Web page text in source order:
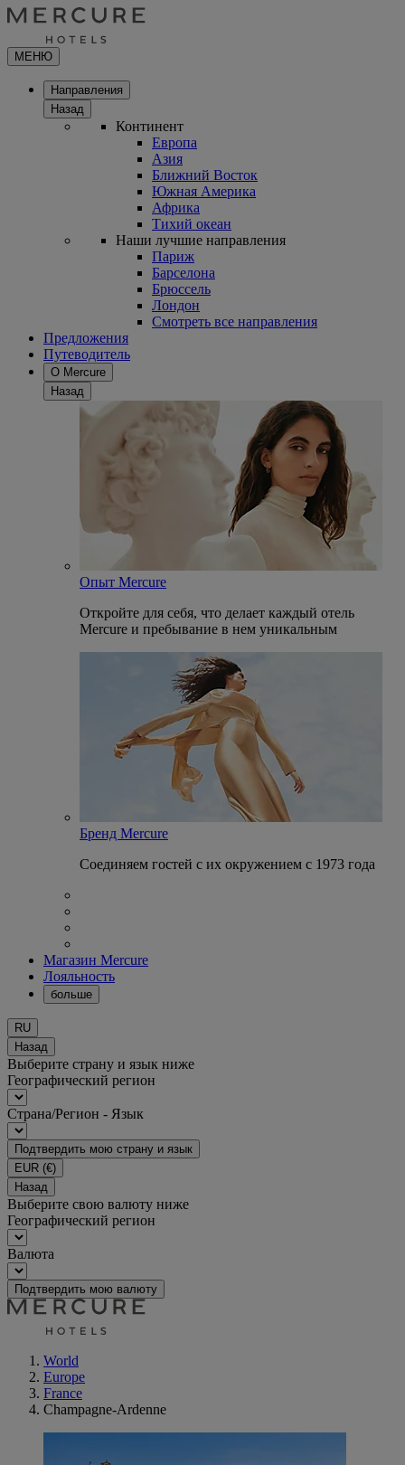
МЕНЮ
Направления
Назад
Континент
Европа
Азия
Ближний Восток
Южная Америка
Африка
Тихий океан
Наши лучшие направления
Париж
Барселона
Брюссель
Лондон
Смотреть все направления
Предложения
Путеводитель
О Mercure
Назад
Опыт Mercure
Откройте для себя, что делает каждый отель
Mercure и пребывание в нем уникальным
Бренд Mercure
Соединяем гостей с их окружением с 1973 года
Магазин Mercure
Лояльность
больше
RU
Назад
Выберите страну и язык ниже
Географический регион
Страна/Регион - Язык
Подтвердить мою страну и язык
EUR (€)
Назад
Выберите свою валюту ниже
Географический регион
Валюта
Подтвердить мою валюту
World
Europe
France
Champagne-Ardenne